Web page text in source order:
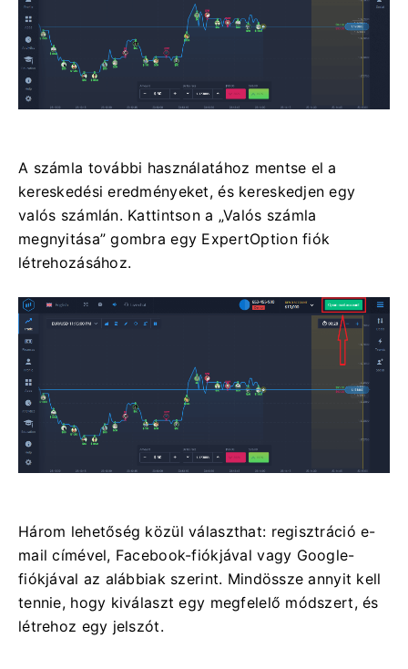
A számla további használatához mentse el a
kereskedési eredményeket, és kereskedjen egy
valós számlán. Kattintson a „Valós számla
megnyitása” gombra egy ExpertOption fiók
létrehozásához.
Három lehetőség közül választhat: regisztráció e-
mail címével, Facebook-fiókjával vagy Google-
fiókjával az alábbiak szerint. Mindössze annyit kell
tennie, hogy kiválaszt egy megfelelő módszert, és
létrehoz egy jelszót.